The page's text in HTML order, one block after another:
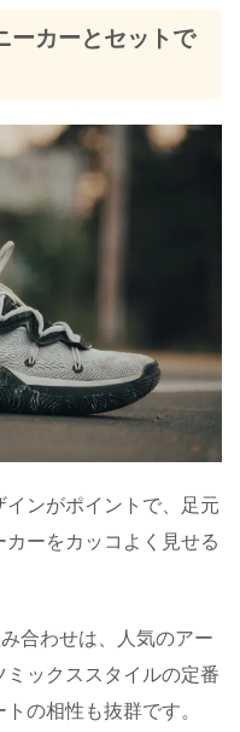
ーカーとセットで
ンがポイントで、足元
ーをカッコよく見せる
合わせは、人気のアー
ックススタイルの定番
の相性も抜群です。